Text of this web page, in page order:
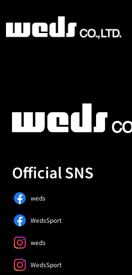
Official SNS
weds
WedsSport
weds
WedsSport